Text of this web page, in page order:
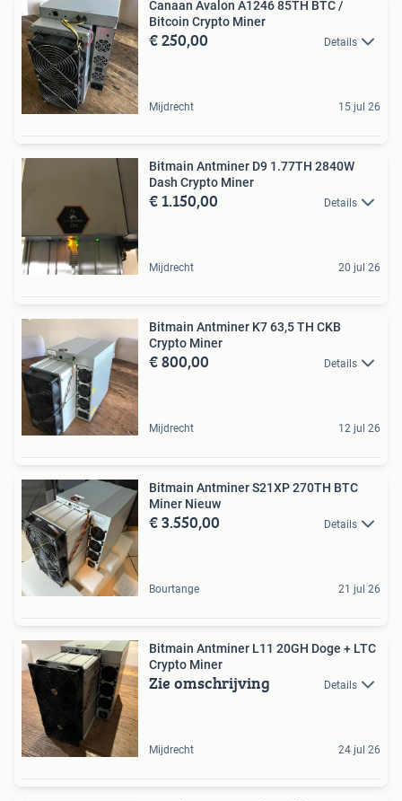
Canaan Avalon A1246 85TH BTC /
Bitcoin Crypto Miner
€ 250,00 Details
Mijdrecht 15 jul 26
Bitmain Antminer D9 1.77TH 2840W
Dash Crypto Miner
€ 1.150,00 Details
Mijdrecht 20 jul 26
Bitmain Antminer K7 63,5 TH CKB
Crypto Miner
€ 800,00 Details
Mijdrecht 12 jul 26
Bitmain Antminer S21XP 270TH BTC
Miner Nieuw
€ 3.550,00 Details
Bourtange 21 jul 26
Bitmain Antminer L11 20GH Doge + LTC
Crypto Miner
Zie omschrijving Details
Mijdrecht 24 jul 26